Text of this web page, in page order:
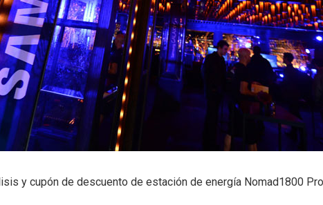
y cupón de descuento de estación de energía Nomad1800